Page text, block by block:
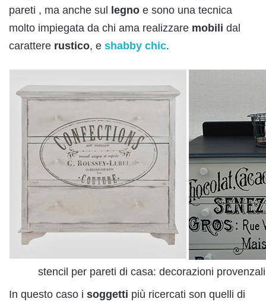
pareti , ma anche sul legno e sono una tecnica
molto impiegata da chi ama realizzare mobili dal
carattere rustico, e shabby chic.
stencil per pareti di casa: decorazioni
In questo caso i soggetti più ricercati son quelli di